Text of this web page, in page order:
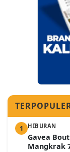
1 HIBURAN
Gavea
Mangkrak